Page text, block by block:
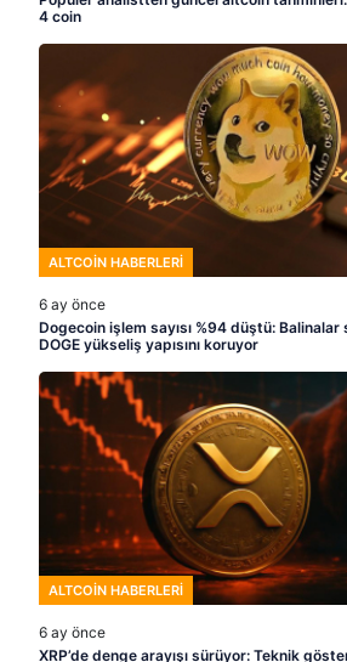
4 coin
ALTCOIN HABERLERI
6 ay önce
Dogecoin işlem sayısı %94 düştü:
DOGE yükseliş yapısını koruyor
ALTCOIN HABERLERI
6 ay önce
XRP’de denge arayışı sürüyor: Teknik